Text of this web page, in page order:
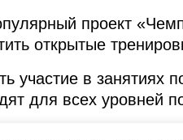
проект
открытые
участие в занятиях
для всех уровней